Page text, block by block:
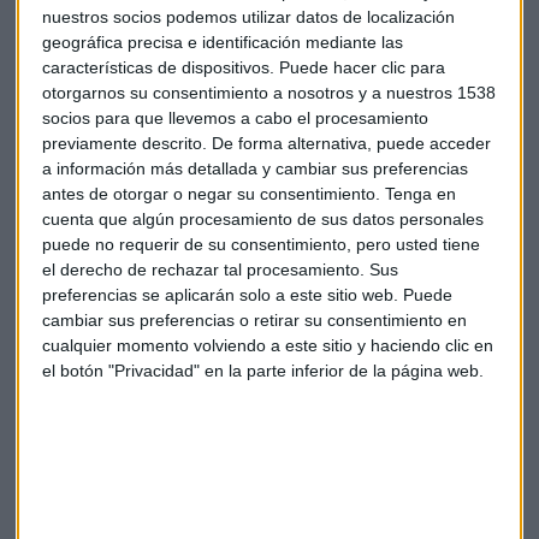
nuestros socios podemos utilizar datos de localización
geográfica precisa e identificación mediante las
características de dispositivos. Puede hacer clic para
otorgarnos su consentimiento a nosotros y a nuestros 1538
socios para que llevemos a cabo el procesamiento
previamente descrito. De forma alternativa, puede acceder
a información más detallada y cambiar sus preferencias
antes de otorgar o negar su consentimiento. Tenga en
cuenta que algún procesamiento de sus datos personales
puede no requerir de su consentimiento, pero usted tiene
el derecho de rechazar tal procesamiento. Sus
preferencias se aplicarán solo a este sitio web. Puede
cambiar sus preferencias o retirar su consentimiento en
cualquier momento volviendo a este sitio y haciendo clic en
el botón "Privacidad" en la parte inferior de la página web.
Lufthansa ha demostrado siempre en el pasado que la
empresa puede reaccionar de forma flexible a los cambios
dinámicos de los mercados y que sale fortalecida de los
retos, según su presidente.
Empresas Lufthansa
Suscríbete a nuestros boletines